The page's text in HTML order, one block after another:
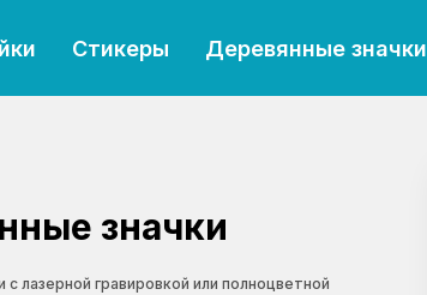
Стикеры Деревянные значки
значки
лазерной гравировкой или полноцветной